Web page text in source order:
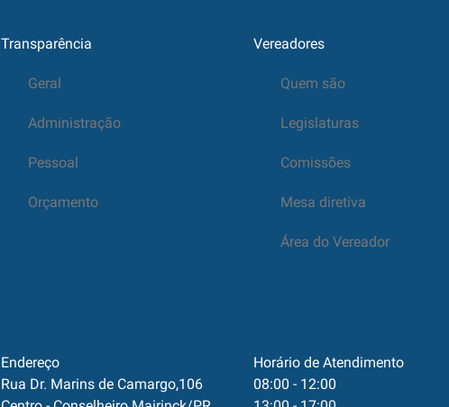
Transparência
Geral
Administração
Pessoal
Orçamento
Vereadores
Quem são
Legislaturas
Comissões
Mesa diretiva
Área do Vereador
Endereço
Rua Dr. Marins de Camargo,106
Horário de Atendimento
08:00 - 12:00